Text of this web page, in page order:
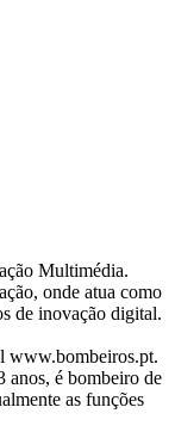
Multimédia.
onde atua como
de inovação digital.
www.bombeiros.pt.
anos, é bombeiro de
as funções